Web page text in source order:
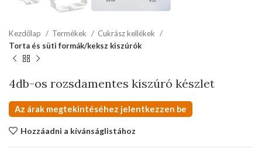
Kezdőlap Termékek
Cukrász kellékek
Torta és süti formák/keksz kiszúrók
4db-os rozsdamentes kiszúró készlet
Az árak megtekintéséhez jelentkezzen be
Hozzáadni a kívánságlistához